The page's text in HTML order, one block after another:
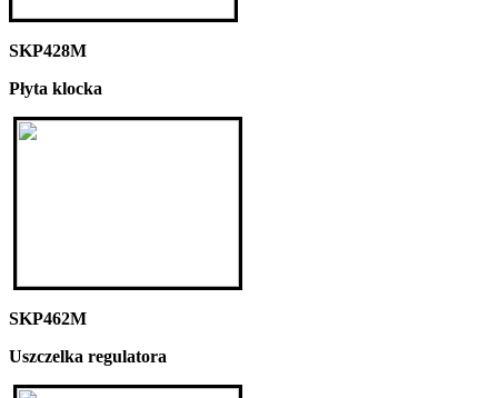
SKP428M
Płyta klocka
SKP462M
Uszczelka regulatora